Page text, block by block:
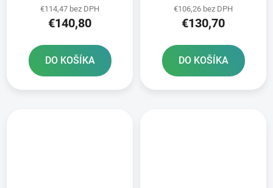
€114,47 bez DPH
€140,80
DO KOŠÍKA
€106,26 bez DPH
€130,70
DO KOŠÍKA